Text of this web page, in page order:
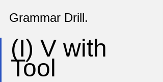
Grammar Drill.
(I) V with
Tool